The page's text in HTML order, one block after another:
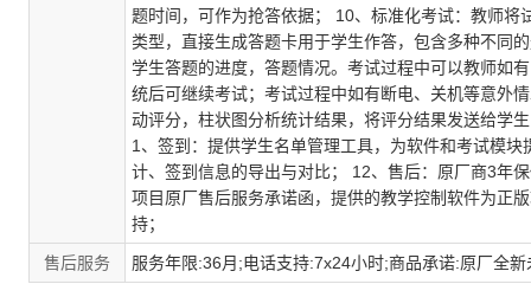
题时间，可作为抢答依据； 10、标准化考试：教师
类型，直接生成答题卡用于学生作答，包含多种不同
学生答题的进度，答题情况。考试过程中可以教师如
统后可继续考试；考试过程中如有断电、关机等意外
动评分，柱状图分析统计结果，将评分结果发送给学
1、签到：提供学生名单管理工具，为软件和考试模
计、签到信息的导出与对比； 12、售后：原厂商3年
项目原厂售后服务承诺函，提供的教学控制软件为正
持；
售后服务 服务年限:36月;电话支持:7x24小时;商品承诺:原厂全